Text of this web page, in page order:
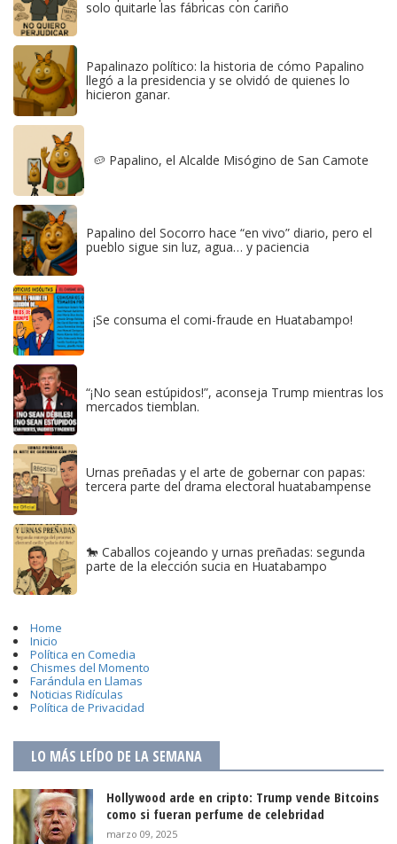
solo quitarle las fábricas con cariño
Papalinazo político: la historia de cómo Papalino
llegó a la presidencia y se olvidó de quienes lo
hicieron ganar.
🥔 Papalino, el Alcalde Misógino de San Camote
Papalino del Socorro hace “en vivo” diario, pero el
pueblo sigue sin luz, agua… y paciencia
¡Se consuma el comi-fraude en Huatabampo!
“¡No sean estúpidos!”, aconseja Trump mientras los
mercados tiemblan.
Urnas preñadas y el arte de gobernar con papas:
tercera parte del drama electoral huatabampense
🐎 Caballos cojeando y urnas preñadas: segunda
parte de la elección sucia en Huatabampo
Home
Inicio
Política en Comedia
Chismes del Momento
Farándula en Llamas
Noticias Ridículas
Política de Privacidad
LO MÁS LEÍDO DE LA SEMANA
Hollywood arde en cripto: Trump vende Bitcoins
como si fueran perfume de celebridad
marzo 09, 2025